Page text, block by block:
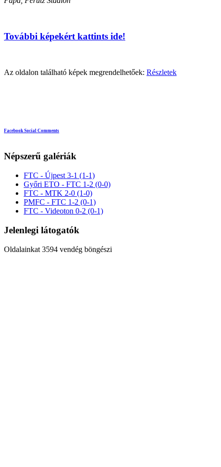
További képekért kattints ide!
Az oldalon található képek megrendelhetőek: Részletek
Facebook Social Comments
Népszerű galériák
FTC - Újpest 3-1 (1-1)
Győri ETO - FTC 1-2 (0-0)
FTC - MTK 2-0 (1-0)
PMFC - FTC 1-2 (0-1)
FTC - Videoton 0-2 (0-1)
Jelenlegi látogatók
Oldalainkat 3594 vendég böngészi